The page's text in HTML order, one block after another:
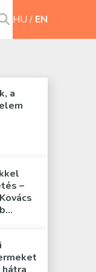
HU EN
a
–